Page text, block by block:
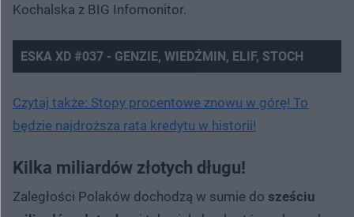
Kochalska z BIG Infomonitor.
ESKA XD #037 - GENZIE, WIEDŹMIN, ELIF, STOCH
Czytaj także: Stopy procentowe znowu w górę! To
będzie najdroższa rata kredytu w historii!
Kilka miliardów złotych długu!
Zaległości Polaków dochodzą w sumie do sześciu